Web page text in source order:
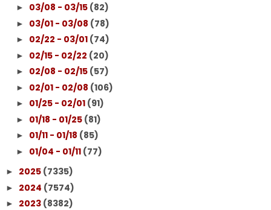
► 03/08 - 03/15 (82)
► 03/01 - 03/08 (78)
► 02/22 - 03/01 (74)
► 02/15 - 02/22 (20)
► 02/08 - 02/15 (57)
► 02/01 - 02/08 (106)
► 01/25 - 02/01 (91)
► 01/18 - 01/25 (81)
► 01/11 - 01/18 (85)
► 01/04 - 01/11 (77)
► 2025 (7335)
► 2024 (7574)
► 2023 (8382)